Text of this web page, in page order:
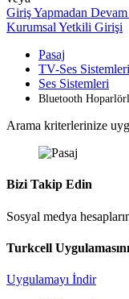
Giriş Yapmadan
Kurumsal Yetkili Girişi
Pasaj
TV-Ses Sistemleri
Ses Sistemleri
Bluetooth
Arama kriterlerinize
Bizi Takip Edin
Sosyal medya
Turkcell
Uygulamayı İndir